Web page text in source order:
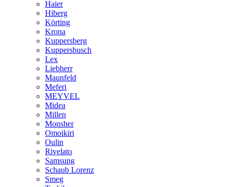
Haier
Hiberg
Körting
Krona
Kuppersberg
Kuppersbusch
Lex
Liebherr
Maunfeld
Meferi
MEYVEL
Midea
Millen
Monsher
Omoikiri
Oulin
Rivelato
Samsung
Schaub Lorenz
Smeg